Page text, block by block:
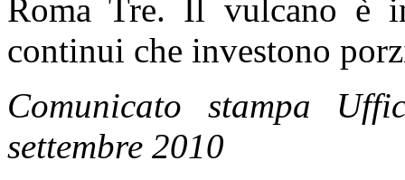
Roma Tre. Il vulcano è
continui che investono
Comunicato stampa
settembre 2010